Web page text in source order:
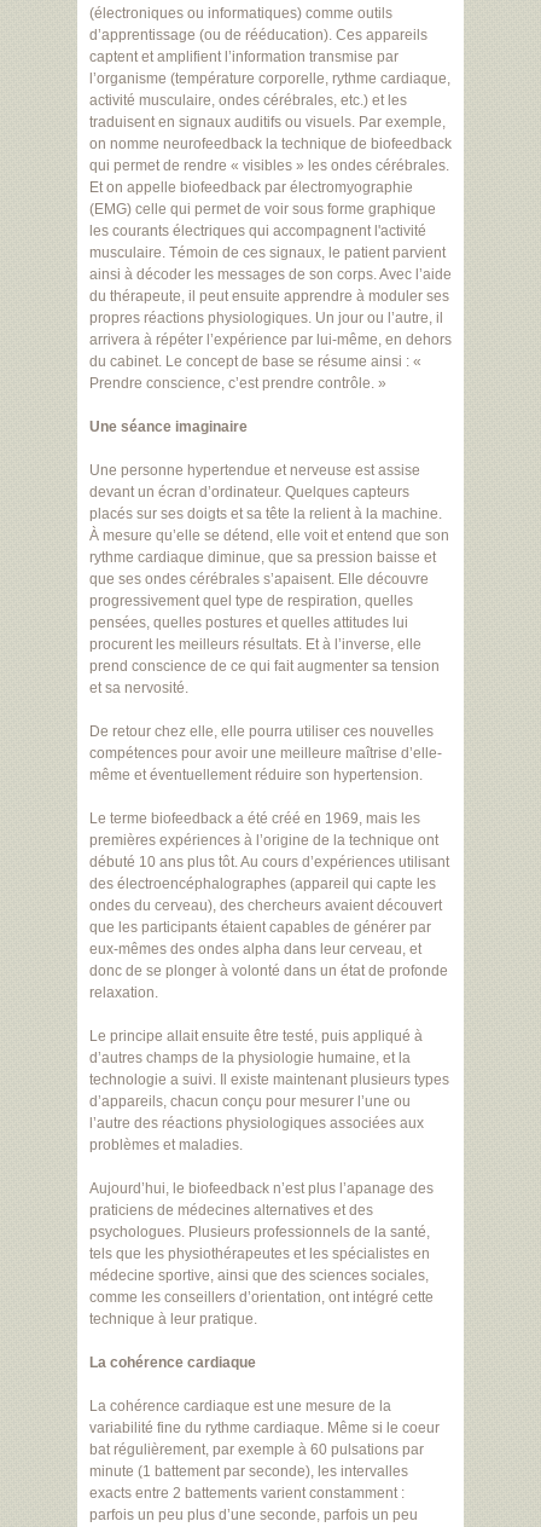
(électroniques ou informatiques) comme outils
d’apprentissage (ou de rééducation). Ces appareils
captent et amplifient l’information transmise par
l’organisme (température corporelle, rythme cardiaque,
activité musculaire, ondes cérébrales, etc.) et les
traduisent en signaux auditifs ou visuels. Par exemple,
on nomme neurofeedback la technique de biofeedback
qui permet de rendre « visibles » les ondes cérébrales.
Et on appelle biofeedback par électromyographie
(EMG) celle qui permet de voir sous forme graphique
les courants électriques qui accompagnent l'activité
musculaire. Témoin de ces signaux, le patient parvient
ainsi à décoder les messages de son corps. Avec l’aide
du thérapeute, il peut ensuite apprendre à moduler ses
propres réactions physiologiques. Un jour ou l’autre, il
arrivera à répéter l’expérience par lui-même, en dehors
du cabinet. Le concept de base se résume ainsi : «
Prendre conscience, c’est prendre contrôle. »
Une séance imaginaire
Une personne hypertendue et nerveuse est assise
devant un écran d’ordinateur. Quelques capteurs
placés sur ses doigts et sa tête la relient à la machine.
À mesure qu’elle se détend, elle voit et entend que son
rythme cardiaque diminue, que sa pression baisse et
que ses ondes cérébrales s’apaisent. Elle découvre
progressivement quel type de respiration, quelles
pensées, quelles postures et quelles attitudes lui
procurent les meilleurs résultats. Et à l’inverse, elle
prend conscience de ce qui fait augmenter sa tension
et sa nervosité.
De retour chez elle, elle pourra utiliser ces nouvelles
compétences pour avoir une meilleure maîtrise d’elle-
même et éventuellement réduire son hypertension.
Le terme biofeedback a été créé en 1969, mais les
premières expériences à l’origine de la technique ont
débuté 10 ans plus tôt. Au cours d’expériences utilisant
des électroencéphalographes (appareil qui capte les
ondes du cerveau), des chercheurs avaient découvert
que les participants étaient capables de générer par
eux-mêmes des ondes alpha dans leur cerveau, et
donc de se plonger à volonté dans un état de profonde
relaxation.
Le principe allait ensuite être testé, puis appliqué à
d’autres champs de la physiologie humaine, et la
technologie a suivi. Il existe maintenant plusieurs types
d’appareils, chacun conçu pour mesurer l’une ou
l’autre des réactions physiologiques associées aux
problèmes et maladies.
Aujourd’hui, le biofeedback n’est plus l’apanage des
praticiens de médecines alternatives et des
psychologues. Plusieurs professionnels de la santé,
tels que les physiothérapeutes et les spécialistes en
médecine sportive, ainsi que des sciences sociales,
comme les conseillers d’orientation, ont intégré cette
technique à leur pratique.
La cohérence cardiaque
La cohérence cardiaque est une mesure de la
variabilité fine du rythme cardiaque. Même si le coeur
bat régulièrement, par exemple à 60 pulsations par
minute (1 battement par seconde), les intervalles
exacts entre 2 battements varient constamment :
parfois un peu plus d’une seconde, parfois un peu